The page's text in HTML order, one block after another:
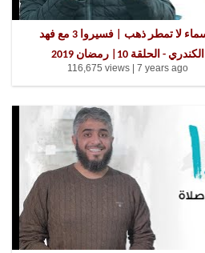
السماء لا تمطر ذهب | فسيروا 3 مع فهد
الكندري - الحلقة 10| رمضان 2019
116,675 views | 7 years ago